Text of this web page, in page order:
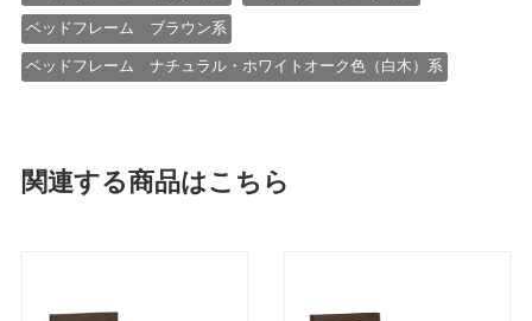
ベッドフレーム ブラウン系
ベッドフレーム ナチュラル・ホワイトオーク色（白木）系
関連する商品はこちら